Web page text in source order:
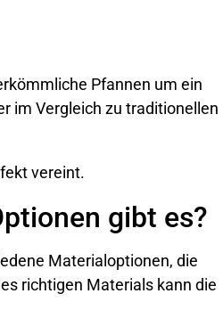
Pfannen um ein
im Vergleich zu traditionellen
vereint.
gibt es?
Materialoptionen, die
richtigen Materials kann die